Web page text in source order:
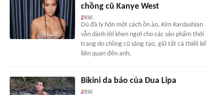
chồng cũ Kanye West
Dù đã ly hôn một cách ồn ào, Kim Kardashian
vẫn dành lời khen ngợi cho các sản phẩm thời
trang do chồng cũ sáng tạo, giữ tất cả thiết kế
liên quan đến anh.
Bikini da báo của Dua Lipa